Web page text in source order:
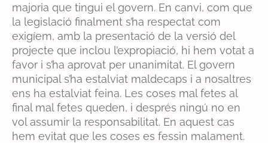
majoria que tingui el govern. En canvi, com que
la legislació finalment s’ha respectat com
exigíem, amb la presentació de la versió del
projecte que inclou l’expropiació, hi hem votat a
favor i s’ha aprovat per unanimitat. El govern
municipal s’ha estalviat maldecaps i a nosaltres
ens ha estalviat feina. Les coses mal fetes al
final mal fetes queden, i després ningú no en
vol assumir la responsabilitat. En aquest cas
hem evitat que les coses es fessin malament.